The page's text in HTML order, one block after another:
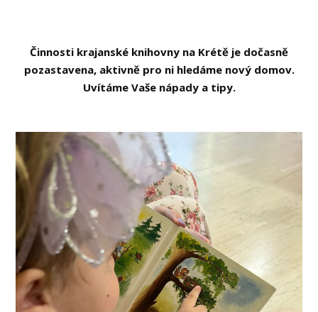
Činnosti krajanské knihovny na Krétě je dočasně
pozastavena, aktivně pro ni hledáme nový domov.
Uvítáme Vaše nápady a tipy.